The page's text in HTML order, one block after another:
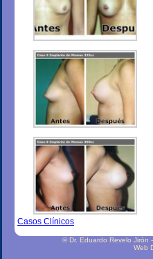
Casos Clínicos
© Dr. Eduardo Revelo Jirón
Web